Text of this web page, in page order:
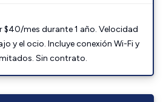
$40/mes durante 1 año. Velocidad
y el ocio. Incluye conexión Wi-Fi y
Sin contrato.